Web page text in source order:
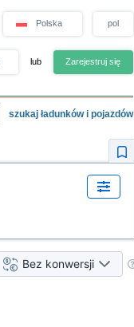
Polska pol
lub Zarejestruj się
szukaj ładunków i pojazdów
Bez konwersji